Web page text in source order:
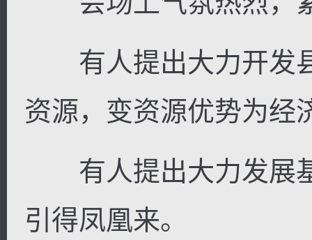
有人提出大力开发
资源，变资源优势为经
有人提出大力发展
引得凤凰来。